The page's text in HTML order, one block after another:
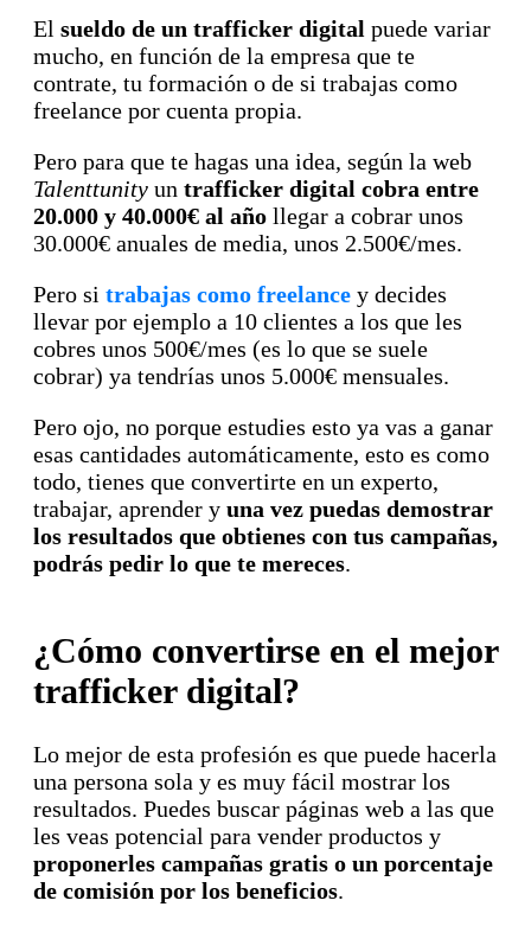
El sueldo de un trafficker digital puede variar
mucho, en función de la empresa que te
contrate, tu formación o de si trabajas como
freelance por cuenta propia.
Pero para que te hagas una idea, según la web
Talenttunity un trafficker digital cobra entre
20.000 y 40.000€ al año llegar a cobrar unos
30.000€ anuales de media, unos 2.500€/mes.
Pero si trabajas como freelance y decides
llevar por ejemplo a 10 clientes a los que les
cobres unos 500€/mes (es lo que se suele
cobrar) ya tendrías unos 5.000€ mensuales.
Pero ojo, no porque estudies esto ya vas a ganar
esas cantidades automáticamente, esto es como
todo, tienes que convertirte en un experto,
trabajar, aprender y una vez puedas demostrar
los resultados que obtienes con tus campañas,
podrás pedir lo que te mereces.
¿Cómo convertirse en el mejor
trafficker digital?
Lo mejor de esta profesión es que puede hacerla
una persona sola y es muy fácil mostrar los
resultados. Puedes buscar páginas web a las que
les veas potencial para vender productos y
proponerles campañas gratis o un porcentaje
de comisión por los beneficios.